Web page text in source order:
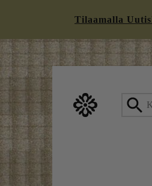
Tilaamalla
to